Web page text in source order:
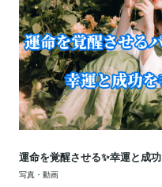
運命を覚醒させる✨幸運と成
写真・動画